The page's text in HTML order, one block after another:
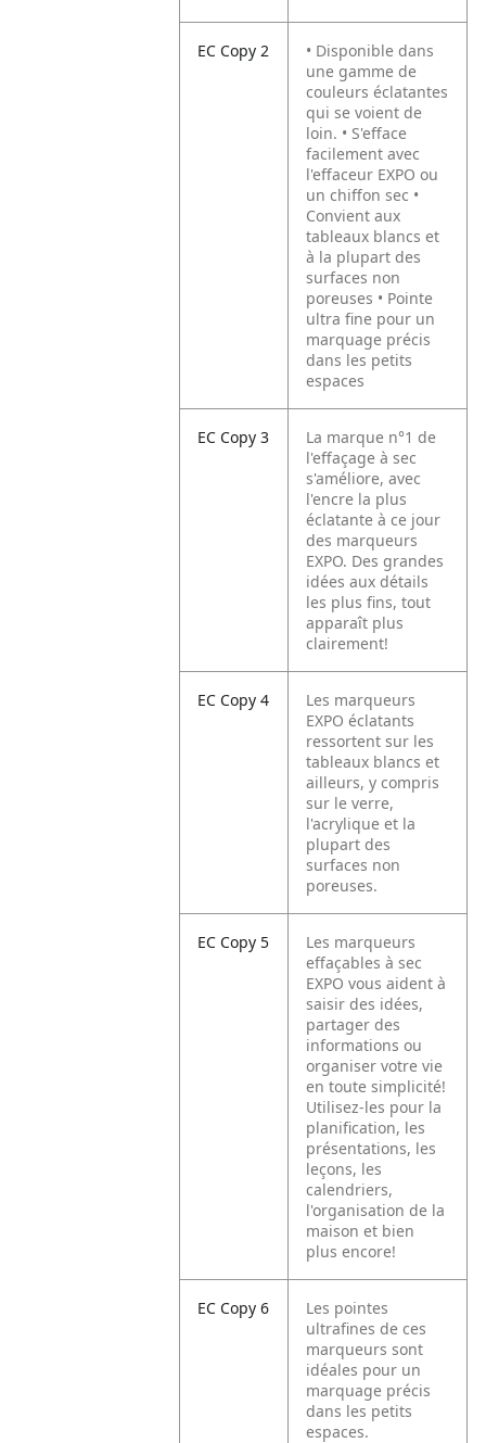
EC Copy 2
• Disponible dans
une gamme de
couleurs éclatantes
qui se voient de
loin. • S'efface
facilement avec
l'effaceur EXPO ou
un chiffon sec •
Convient aux
tableaux blancs et
à la plupart des
surfaces non
poreuses • Pointe
ultra fine pour un
marquage précis
dans les petits
espaces
EC Copy 3
La marque n°1 de
l'effaçage à sec
s'améliore, avec
l'encre la plus
éclatante à ce jour
des marqueurs
EXPO. Des grandes
idées aux détails
les plus fins, tout
apparaît plus
clairement!
EC Copy 4
Les marqueurs
EXPO éclatants
ressortent sur les
tableaux blancs et
ailleurs, y compris
sur le verre,
l'acrylique et la
plupart des
surfaces non
poreuses.
EC Copy 5
Les marqueurs
effaçables à sec
EXPO vous aident à
saisir des idées,
partager des
informations ou
organiser votre vie
en toute simplicité!
Utilisez-les pour la
planification, les
présentations, les
leçons, les
calendriers,
l'organisation de la
maison et bien
plus encore!
EC Copy 6
Les pointes
ultrafines de ces
marqueurs sont
idéales pour un
marquage précis
dans les petits
espaces.